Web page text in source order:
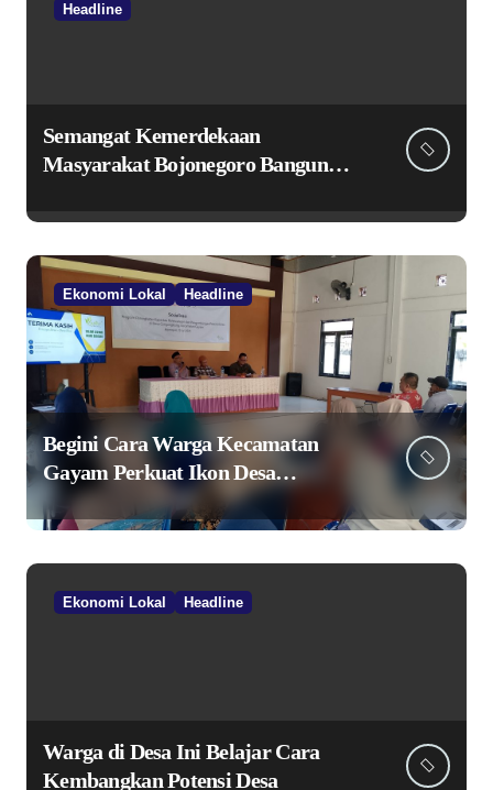
Headline
Semangat Kemerdekaan
Masyarakat Bojonegoro Bangun
Ekonomi Lokal Headline
Begini Cara Warga Kecamatan
Gayam Perkuat Ikon Desa
Penggerak Ekonomi Lokal Melalui
TPID
Ekonomi Lokal Headline
Warga di Desa Ini Belajar Cara
Kembangkan Potensi Desa